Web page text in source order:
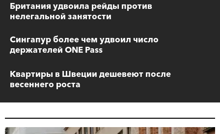
Британия удвоила рейды против
нелегальной занятости
Сингапур более чем удвоил число
держателей ONE Pass
Квартиры в Швеции дешевеют после
весеннего роста